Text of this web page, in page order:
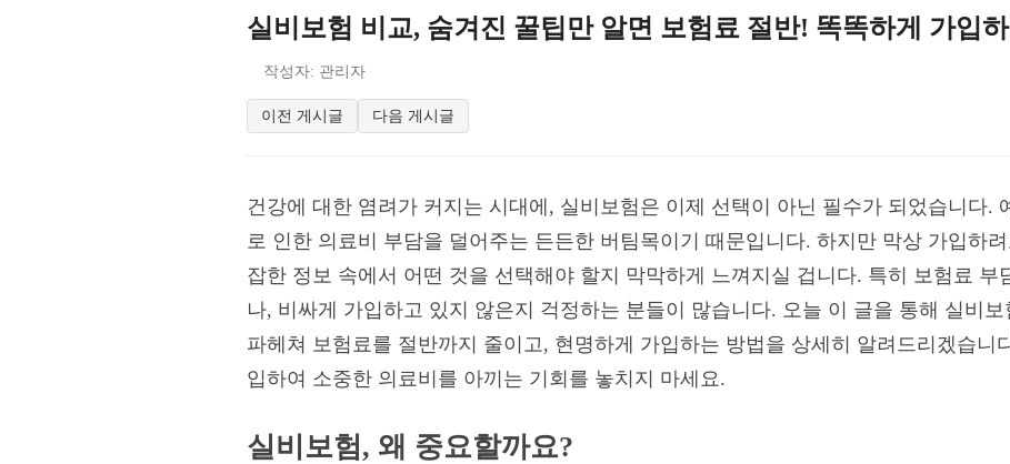
실비보험 비교, 숨겨진 꿀팁만 알면 보험료 절반! 똑똑하게 가입
작성자: 관리자
이전 게시글 다음 게시글
건강에 대한 염려가 커지는 시대에, 실비보험은 이제 선택이 아닌 필수가 되었습니다.
로 인한 의료비 부담을 덜어주는 든든한 버팀목이기 때문입니다. 하지만 막상 가입하
잡한 정보 속에서 어떤 것을 선택해야 할지 막막하게 느껴지실 겁니다. 특히 보험료 부
나, 비싸게 가입하고 있지 않은지 걱정하는 분들이 많습니다. 오늘 이 글을 통해 실비
파헤쳐 보험료를 절반까지 줄이고, 현명하게 가입하는 방법을 상세히 알려드리겠습니
입하여 소중한 의료비를 아끼는 기회를 놓치지 마세요.
실비보험, 왜 중요할까요?